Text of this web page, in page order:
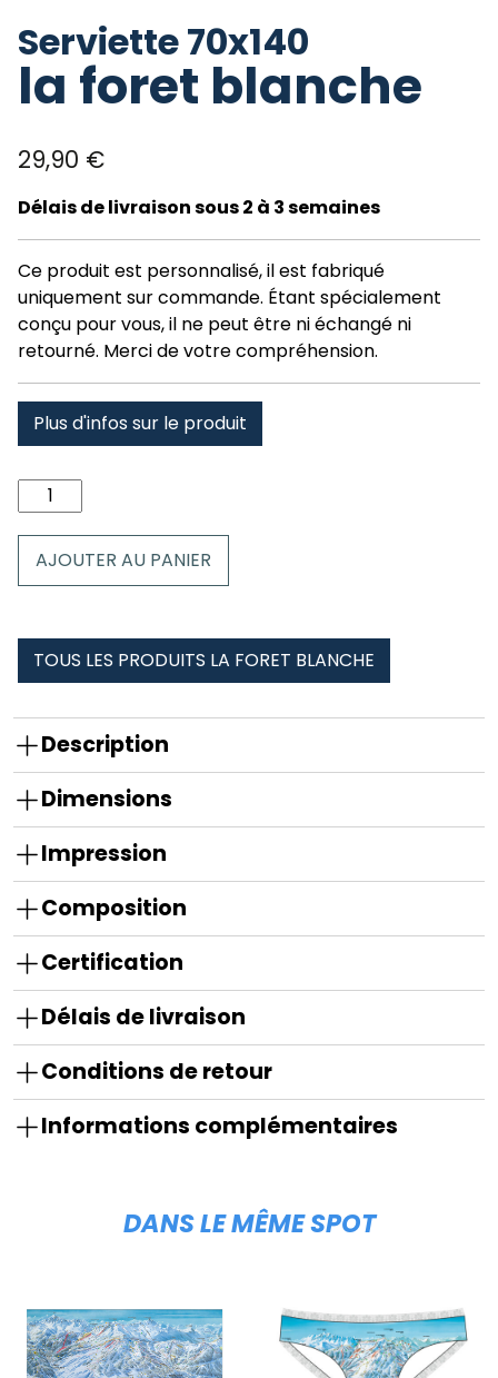
Serviette 70x140
la foret blanche
29,90 €
Délais de livraison sous 2 à 3 semaines
Ce produit est personnalisé, il est fabriqué
uniquement sur commande. Étant spécialement
conçu pour vous, il ne peut être ni échangé ni
retourné. Merci de votre compréhension.
Plus d'infos sur le produit
quantité
de
70x140
blanche
AJOUTER AU PANIER
TOUS LES PRODUITS LA FORET BLANCHE
Description
Dimensions
Impression
Composition
Certification
Délais de livraison
Conditions de retour
Informations complémentaires
DANS LE MÊME SPOT